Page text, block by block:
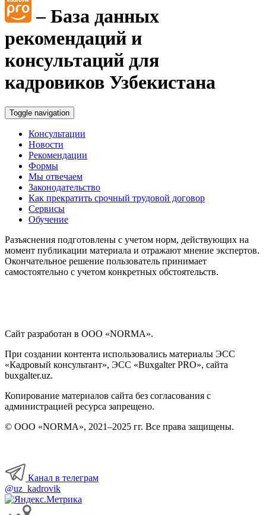
– База данных
рекомендаций и
консультаций для
кадровиков Узбекистана
Toggle navigation
Консультации
Новости
Рекомендации
Формы
Мы отвечаем
Законодательство
Как прекратить срочный трудовой договор
Сервисы
Обучение
Разъяснения подготовлены с учетом норм, действующих на
момент публикации материала и отражают мнение экспертов.
Окончательное решение пользователь принимает
самостоятельно с учетом конкретных обстоятельств.
Сайт разработан в ООО «NORMA».
При создании контента использовались материалы ЭСС
«Кадровый консультант», ЭСС «Buxgalter PRO», сайта
buxgalter.uz.
Копирование материалов сайта без согласования с
администрацией ресурса запрещено.
© ООО «NORMA», 2021–2025 гг. Все права защищены.
Канал в телеграм
@uz_kadrovik